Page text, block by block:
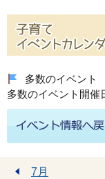
多数のイベント
多数のイベント開催
7月